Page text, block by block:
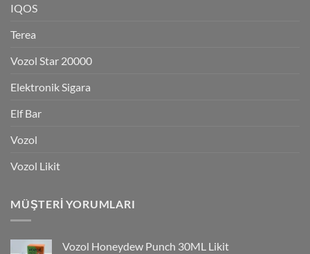
IQOS
Terea
Vozol Star 20000
Elektronik Sigara
Elf Bar
Vozol
Vozol Likit
MÜŞTERI YORUMLARI
Vozol Honeydew Punch 30ML Likit